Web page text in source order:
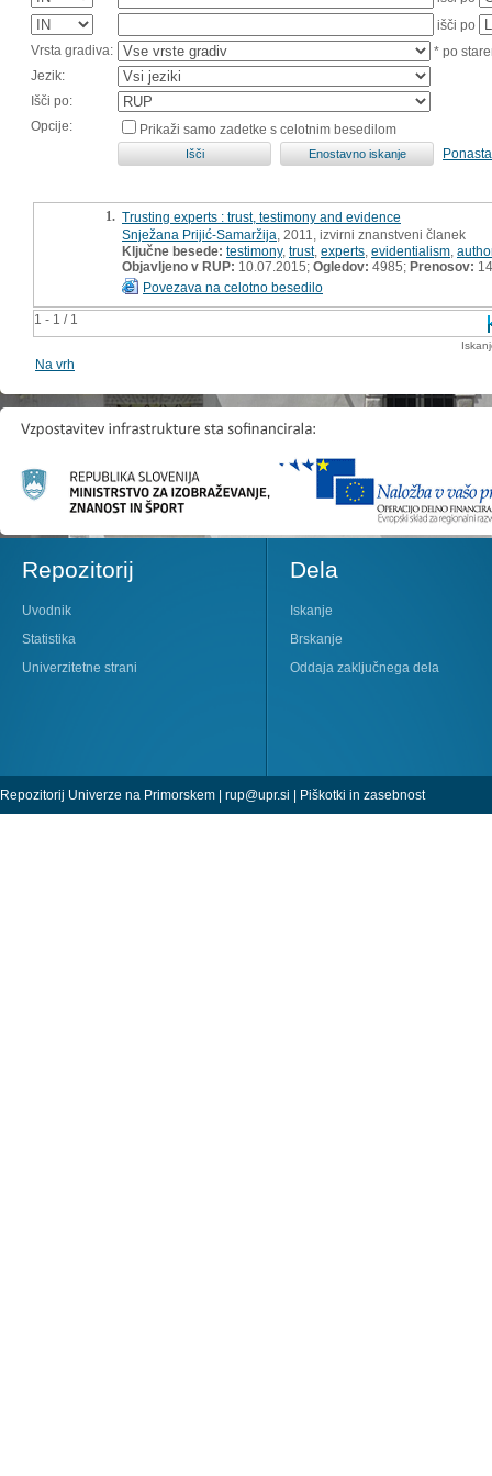
išči po
Vrsta gradiva:
* po
Jezik:
Išči po:
Opcije:
Prikaži samo zadetke s celotnim besedilom
1 - 1 / 1
1. Trusting experts : trust, testimony and evidence
Snježana Prijić-Samaržija , 2011, izvirni znanstveni članek
Ključne besede: testimony, trust, experts evidentialism
Objavljeno v RUP: 10.07.2015; Ogledov: 4985; Prenosov: 14
Povezava na celotno besedilo
Na vrh
Repozitorij
Uvodnik
Statistika
Univerzitetne strani
Dela
Iskanje
Brskanje
Oddaja zaključnega dela
Repozitorij Univerze na Primorskem | rup@upr.si | Piškotki in zasebnost